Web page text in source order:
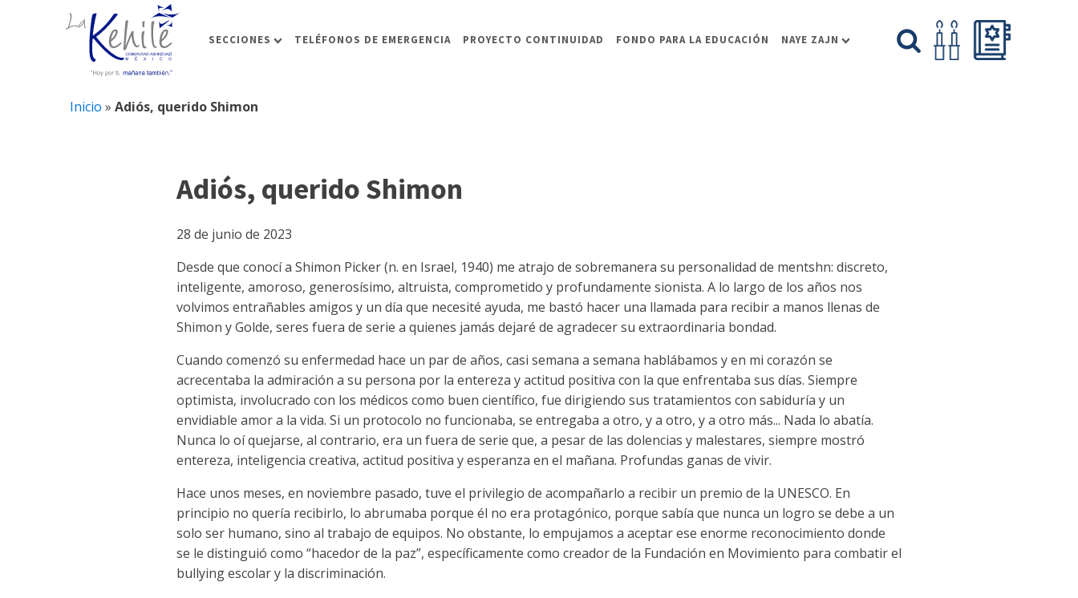
SECCIONES TELÉFONOS DE EMERGENCIA PROYECTO CONTINUIDAD FONDO PARA LA EDUCACIÓN NAYE ZAJN
Inicio » Adiós, querido Shimon
Adiós, querido Shimon
28 de junio de 2023
Desde que conocí a Shimon Picker (n. en Israel, 1940) me atrajo de sobremanera su personalidad de mentshn: discreto,
inteligente, amoroso, generosísimo, altruista, comprometido y profundamente sionista. A lo largo de los años nos
volvimos entrañables amigos y un día que necesité ayuda, me bastó hacer una llamada para recibir a manos llenas de
Shimon y Golde, seres fuera de serie a quienes jamás dejaré de agradecer su extraordinaria bondad.
Cuando comenzó su enfermedad hace un par de años, casi semana a semana hablábamos y en mi corazón se
acrecentaba la admiración a su persona por la entereza y actitud positiva con la que enfrentaba sus días. Siempre
optimista, involucrado con los médicos como buen científico, fue dirigiendo sus tratamientos con sabiduría y un
envidiable amor a la vida. Si un protocolo no funcionaba, se entregaba a otro, y a otro, y a otro más... Nada lo abatía.
Nunca lo oí quejarse, al contrario, era un fuera de serie que, a pesar de las dolencias y malestares, siempre mostró
entereza, inteligencia creativa, actitud positiva y esperanza en el mañana. Profundas ganas de vivir.
Hace unos meses, en noviembre pasado, tuve el privilegio de acompañarlo a recibir un premio de la UNESCO. En
principio no quería recibirlo, lo abrumaba porque él no era protagónico, porque sabía que nunca un logro se debe a un
solo ser humano, sino al trabajo de equipos. No obstante, lo empujamos a aceptar ese enorme reconocimiento donde
se le distinguió como “hacedor de la paz”, específicamente como creador de la Fundación en Movimiento para combatir el
bullying escolar y la discriminación.